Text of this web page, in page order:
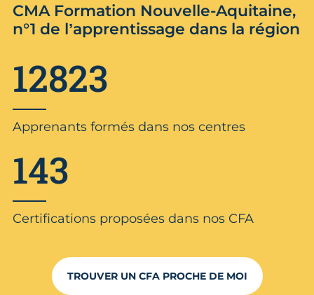
CMA Formation Nouvelle-Aquitaine,
n°1 de l’apprentissage dans la région
12823
Apprenants formés dans nos centres
143
Certifications proposées dans nos CFA
TROUVER UN CFA PROCHE DE MOI